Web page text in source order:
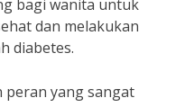
bagi wanita untuk
dan melakukan
diabetes.
peran yang sangat